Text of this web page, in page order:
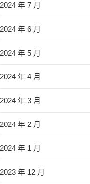
2024 年 7 月
2024 年 6 月
2024 年 5 月
2024 年 4 月
2024 年 3 月
2024 年 2 月
2024 年 1 月
2023 年 12 月